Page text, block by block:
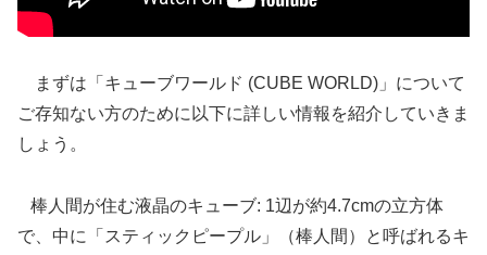
まずは「キューブワールド (CUBE WORLD)」について
ご存知ない方のために以下に詳しい情報を紹介していきま
しょう。
棒人間が住む液晶のキューブ: 1辺が約4.7cmの立方体
で、中に「スティックピープル」（棒人間）と呼ばれるキ